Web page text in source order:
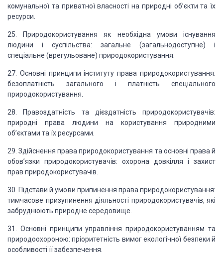
комунальної та приватної власності на природні об’єкти та їх
ресурси.
25. Природокористування як необхідна умови існування
людини і суспільства: загальне (загальнодоступне) і
спеціальне (врегульоване) природокористування.
27. Основні принципи інституту права природокористування:
безоплатність загального і платність спеціального
природокористування.
28. Правоздатність та дієздатність природокористувачів:
природні права людини на користування природними
об’єктами та їх ресурсами.
29. Здійснення права природокористування та основні права й
обов’язки природокористувачів: охорона довкілля і захист
прав природокористувачів.
30. Підстави й умови припинення права природокористування:
тимчасове призупинення діяльності природокористувачів, які
забруднюють природне середовище.
31. Основні принципи управління природокористуванням та
природоохороною: пріоритетність вимог екологічної безпеки й
особливості її забезпечення.